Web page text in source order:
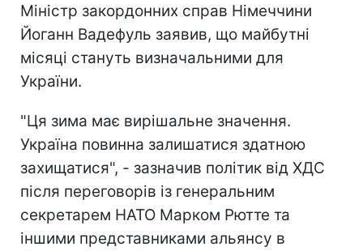
Міністр закордонних справ Німеччини
Йоганн Вадефуль заявив, що майбутні
місяці стануть визначальними для
України.
"Ця зима має вирішальне значення.
Україна повинна залишатися здатною
захищатися", - зазначив політик від ХДС
після переговорів із генеральним
секретарем НАТО Марком Рютте та
іншими представниками альянсу в